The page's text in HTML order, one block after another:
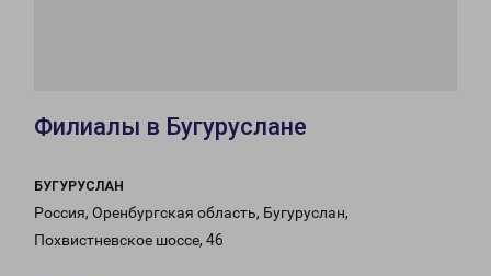
Филиалы в Бугуруслане
БУГУРУСЛАН
Россия, Оренбургская область, Бугуруслан,
Похвистневское шоссе, 46